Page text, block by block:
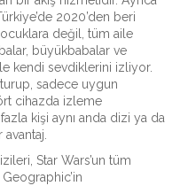
2020’den beri
değil, tüm aile
büyükbabalar ve
kendi sevdiklerini izliyor.
sadece uygun
cihazda izleme
kişi aynı anda dizi ya da
Star Wars’un tüm